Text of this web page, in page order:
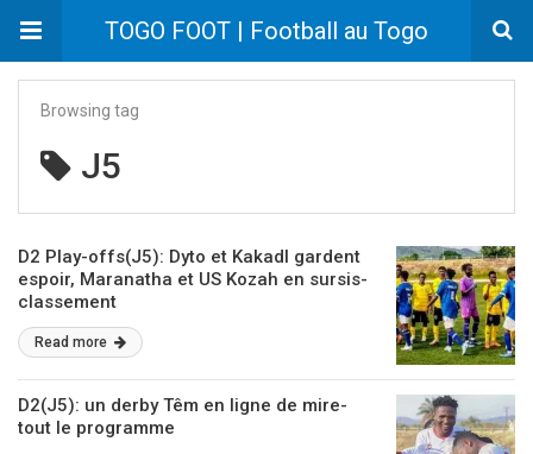
TOGO FOOT | Football au Togo
Browsing tag
J5
D2 Play-offs(J5): Dyto et Kakadl gardent
espoir, Maranatha et US Kozah en sursis-
classement
Read more
D2(J5): un derby Têm en ligne de mire-
tout le programme